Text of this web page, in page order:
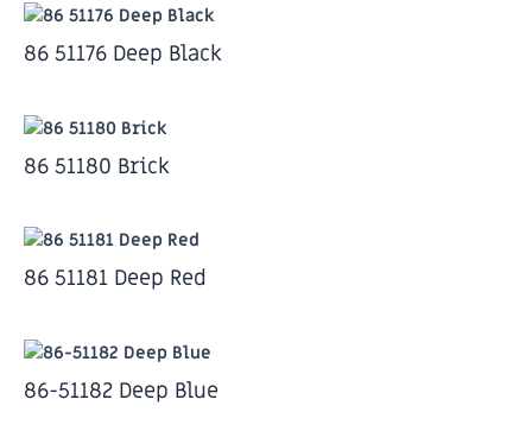
86 51176 Deep Black
86 51180 Brick
86 51181 Deep Red
86-51182 Deep Blue